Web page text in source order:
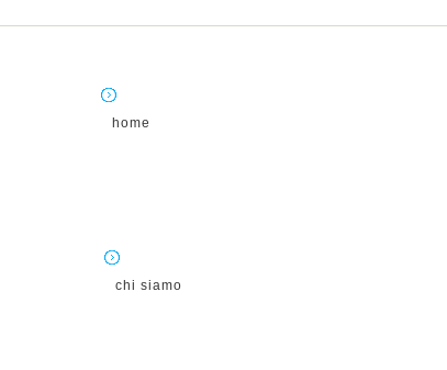
home
chi siamo